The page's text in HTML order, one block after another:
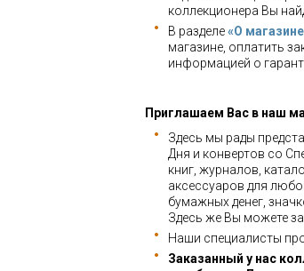
коллекционера Вы
В разделе«О
магазине, оплатить
информацией о
Приглашаем Вас в наш
Здесь мы рады
Дня и конвертов со
книг, журналов,
аксессуаров для
бумажных денег,
Здесь же Вы можете
Наши специалисты
Заказанный у нас